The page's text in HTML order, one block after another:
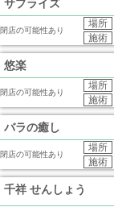
サプライズ
閉店の可能性あり
場所
施術
悠楽
閉店の可能性あり
場所
施術
バラの癒し
閉店の可能性あり
場所
施術
千祥 せんしょう